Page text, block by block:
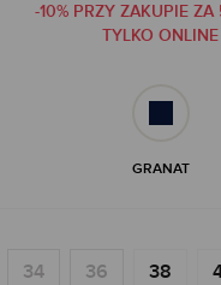
-10% PRZY ZAKUPIE
TYLKO ONLINE
GRANAT
34 36 38